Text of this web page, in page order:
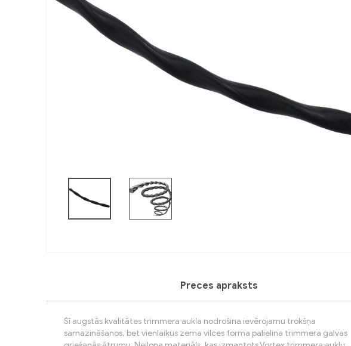
Preces apraksts
Šī augstās kvalitātes trimmera aukla nodrošina ievērojamu trokšņa
samazināšanos, bet vienlaikus zema vilces forma palielina trimmera galvas